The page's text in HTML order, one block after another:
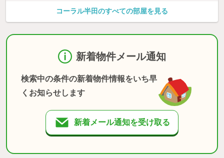
コーラル半田のすべての部屋を見る
新着物件メール通知
検索中の条件の新着物件情報をいち早
くお知らせします
新着メール通知を受け取る